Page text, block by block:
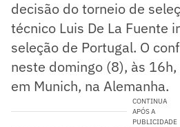
decisão do torneio de
técnico Luis De La Fuente
seleção de Portugal. O
neste domingo (8), às
em Munich, na Alemanha.
CONTINUA
APÓS A
PUBLICIDADE